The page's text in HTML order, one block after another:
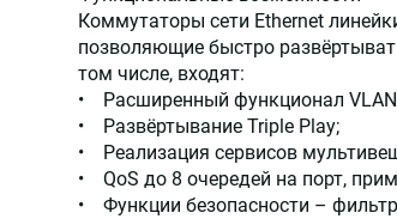
Коммутаторы сети Ethernet
позволяющие быстро
том числе, входят:
• Расширенный функционал VLAN
• Развёртывание Triple Play;
• Реализация сервисов
• QoS до 8 очередей на порт,
• Функции безопасности –